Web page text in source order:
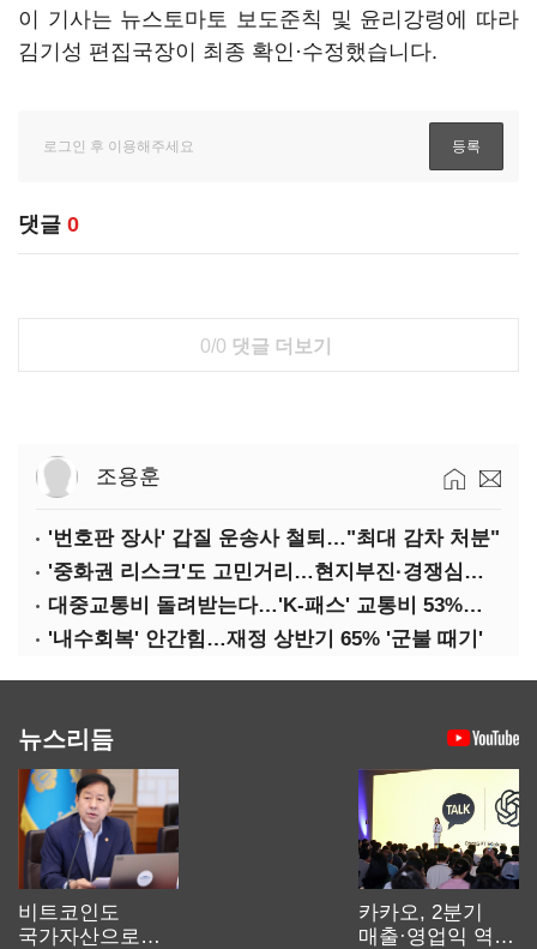
이 기사는 뉴스토마토 보도준칙 및 윤리강령에 따라
김기성 편집국장이 최종 확인·수정했습니다.
댓글 0
0/0 댓글 더보기
조용훈
'번호판 장사' 갑질 운송사 철퇴…"최대 감차 처분"
'중화권 리스크'도 고민거리…현지부진·경쟁심화·양안냉각
대중교통비 돌려받는다…'K-패스' 교통비 53%까지 환급
'내수회복' 안간힘…재정 상반기 65% '군불 때기'
뉴스리듬
비트코인도
국가자산으로…'
카카오, 2분기
매출·영업익 역대